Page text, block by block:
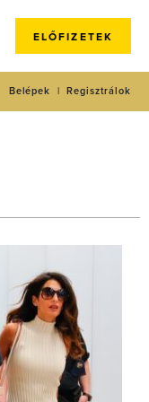
ELŐFIZETEK
Regisztrálok
Belépek